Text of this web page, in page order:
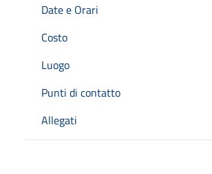
Date e Orari
Costo
Luogo
Punti di contatto
Allegati